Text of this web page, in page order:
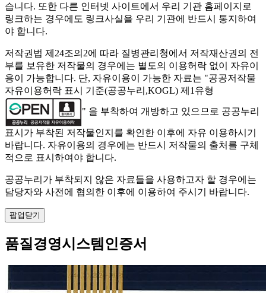
습니다. 또한 다른 인터넷 사이트에서 우리 기관 홈페이지로
링크하는 경우에도 링크사실을 우리 기관에 반드시 통지하여
야 합니다.
저작권법 제24조의2에 따라 질병관리청에서 저작재산권의 전
부를 보유한 저작물의 경우에는 별도의 이용허락 없이 자유이
용이 가능합니다. 단, 자유이용이 가능한 자료는 "공공저작물
자유이용허락 표시 기준(공공누리,KOGL) 제1유형
" 을 부착하여 개방하고 있으므로 공공누리
표시가 부착된 저작물인지를 확인한 이후에 자유 이용하시기
바랍니다. 자유이용의 경우에는 반드시 저작물의 출처를 구체
적으로 표시하여야 합니다.
공공누리가 부착되지 않은 자료들을 사용하고자 할 경우에는
담당자와 사전에 협의한 이후에 이용하여 주시기 바랍니다.
팝업닫기
품질경영시스템인증서